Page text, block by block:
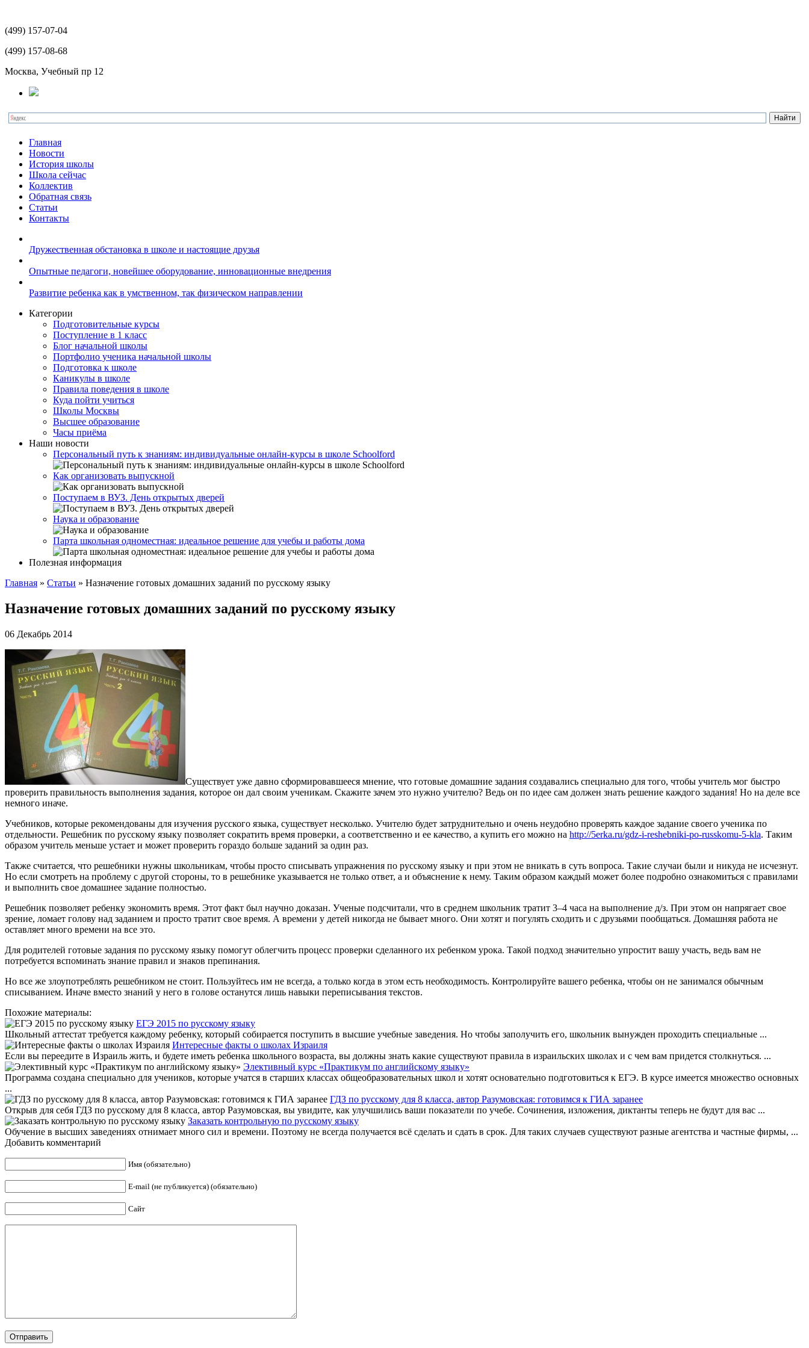
(499) 157-07-04
(499) 157-08-68
Москва, Учебный пр 12
Главная
Новости
История школы
Школа сейчас
Коллектив
Обратная связь
Статьи
Контакты
Дружественная обстановка в школе и настоящие друзья
Опытные педагоги, новейшее оборудование, инновационные внедрения
Развитие ребенка как в умственном, так физическом направлении
Категории
Подготовительные курсы
Поступление в 1 класс
Блог начальной школы
Портфолио ученика начальной школы
Подготовка к школе
Каникулы в школе
Правила поведения в школе
Куда пойти учиться
Школы Москвы
Высшее образование
Часы приёма
Наши новости
Персональный путь к знаниям: индивидуальные онлайн-курсы в школе Schoolford
Как организовать выпускной
Поступаем в ВУЗ. День открытых дверей
Наука и образование
Парта школьная одноместная: идеальное решение для учебы и работы дома
Полезная информация
Главная » Статьи » Назначение готовых домашних заданий по русскому языку
Назначение готовых домашних заданий по русскому языку
06 Декабрь 2014
Существует уже давно сформировавшееся мнение, что готовые домашние задания создавались специально для того, чтобы учитель мог быстро
проверить правильность выполнения задания, которое он дал своим ученикам. Скажите зачем это нужно учителю? Ведь он по идее сам должен знать решение каждого задания! Но на деле все
немного иначе.
Учебников, которые рекомендованы для изучения русского языка, существует несколько. Учителю будет затруднительно и очень неудобно проверять каждое задание своего ученика по
отдельности. Решебник по русскому языку позволяет сократить время проверки, а соответственно и ее качество, а купить его можно на http://5erka.ru/gdz-i-reshebniki-po-russkomu-5-kla. Таким
образом учитель меньше устает и может проверить гораздо больше заданий за один раз.
Также считается, что решебники нужны школьникам, чтобы просто списывать упражнения по русскому языку и при этом не вникать в суть вопроса. Такие случаи были и никуда не исчезнут.
Но если смотреть на проблему с другой стороны, то в решебнике указывается не только ответ, а и объяснение к нему. Таким образом каждый может более подробно ознакомиться с правилами
и выполнить свое домашнее задание полностью.
Решебник позволяет ребенку экономить время. Этот факт был научно доказан. Ученые подсчитали, что в среднем школьник тратит 3–4 часа на выполнение д/з. При этом он напрягает свое
зрение, ломает голову над заданием и просто тратит свое время. А времени у детей никогда не бывает много. Они хотят и погулять сходить и с друзьями пообщаться. Домашняя работа не
оставляет много времени на все это.
Для родителей готовые задания по русскому языку помогут облегчить процесс проверки сделанного их ребенком урока. Такой подход значительно упростит вашу участь, ведь вам не
потребуется вспоминать знание правил и знаков препинания.
Но все же злоупотреблять решебником не стоит. Пользуйтесь им не всегда, а только когда в этом есть необходимость. Контролируйте вашего ребенка, чтобы он не занимался обычным
списыванием. Иначе вместо знаний у него в голове останутся лишь навыки переписывания текстов.
Похожие материалы:
ЕГЭ 2015 по русскому языку
Школьный аттестат требуется каждому ребенку, который собирается поступить в высшие учебные заведения. Но чтобы заполучить его, школьник вынужден проходить специальные ...
Интересные факты о школах Израиля
Если вы переедите в Израиль жить, и будете иметь ребенка школьного возраста, вы должны знать какие существуют правила в израильских школах и с чем вам придется столкнуться. ...
Элективный курс «Практикум по английскому языку»
Программа создана специально для учеников, которые учатся в старших классах общеобразовательных школ и хотят основательно подготовиться к ЕГЭ. В курсе имеется множество основных
...
ГДЗ по русскому для 8 класса, автор Разумовская: готовимся к ГИА заранее
Открыв для себя ГДЗ по русскому для 8 класса, автор Разумовская, вы увидите, как улучшились ваши показатели по учебе. Сочинения, изложения, диктанты теперь не будут для вас ...
Заказать контрольную по русскому языку
Обучение в высших заведениях отнимает много сил и времени. Поэтому не всегда получается всё сделать и сдать в срок. Для таких случаев существуют разные агентства и частные фирмы, ...
Добавить комментарий
Имя (обязательно)
E-mail (не публикуется) (обязательно)
Сайт